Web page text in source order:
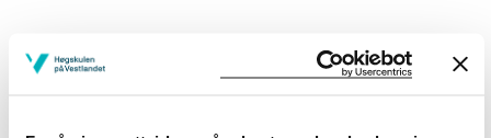
Forskargrupper